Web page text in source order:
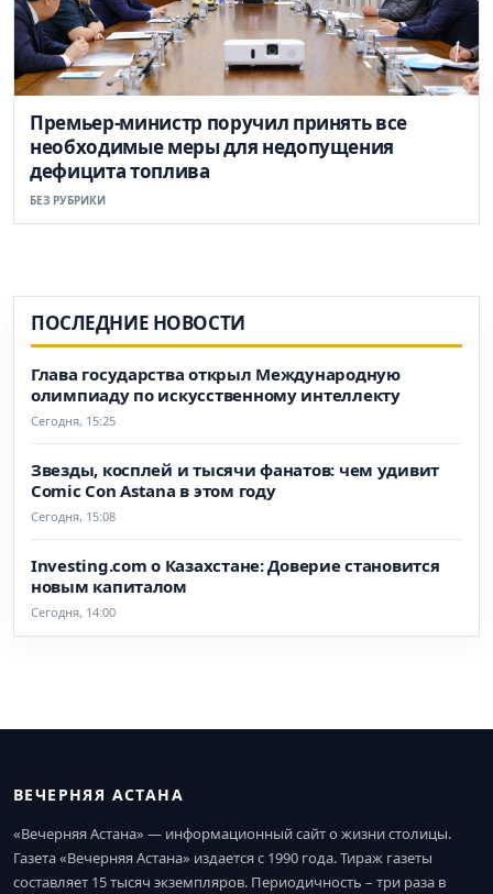
Премьер-министр поручил принять все
необходимые меры для недопущения
дефицита топлива
БЕЗ РУБРИКИ
ПОСЛЕДНИЕ НОВОСТИ
Глава государства открыл Международную
олимпиаду по искусственному интеллекту
Сегодня, 15:25
Звезды, косплей и тысячи фанатов: чем удивит
Comic Con Astana в этом году
Сегодня, 15:08
Investing.com о Казахстане: Доверие становится
новым капиталом
Сегодня, 14:00
ВЕЧЕРНЯЯ АСТАНА
«Вечерняя Астана» — информационный сайт о жизни столицы.
Газета «Вечерняя Астана» издается с 1990 года. Тираж газеты
составляет 15 тысяч экземпляров. Периодичность – три раза в